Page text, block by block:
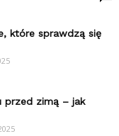
które sprawdzą się
przed zimą – jak